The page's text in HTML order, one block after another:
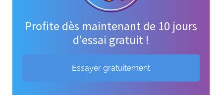
Profite dès maintenant de 10 jours
d'essai gratuit !
Essayer gratuitement